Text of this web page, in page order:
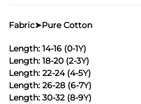
a
i
v
e
:
Fabric➤Pure Cotton
Length: 14-16 (0-1Y)
Length: 18-20 (2-3Y)
Length: 22-24 (4-5Y)
Length: 26-28 (6-7Y)
Length: 30-32 (8-9Y)